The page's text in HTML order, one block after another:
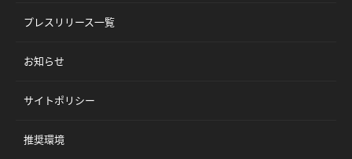
プレスリリース一覧
お知らせ
サイトポリシー
推奨環境